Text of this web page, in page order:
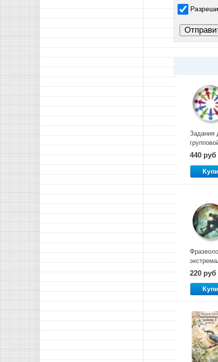
Задания
работы
уроках
русского
языка
440 руб
220 руб